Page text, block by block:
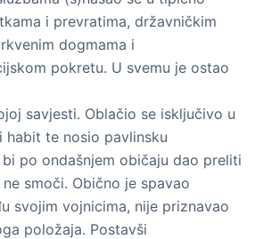
i prevratima, državničkim
dogmama i
pokretu. U svemu je ostao
savjesti. Oblačio se isključivo u
habit te nosio pavlinsku
po ondašnjem običaju dao preliti
smoči. Obično je spavao
svojim vojnicima, nije priznavao
položaja. Postavši